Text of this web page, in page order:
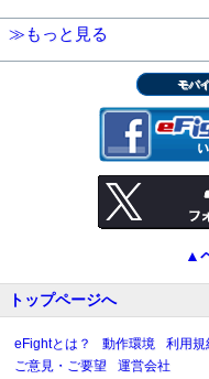
≫もっと見る
モバ
▲
トップページへ
eFightとは？ 動作環境 利用規
ご意見・ご要望
運営会社